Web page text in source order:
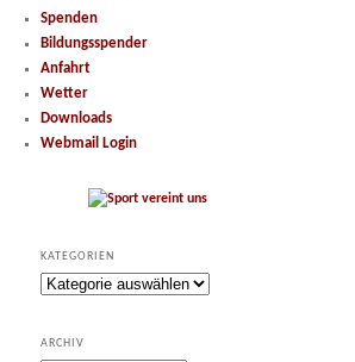
Spenden
Bildungsspender
Anfahrt
Wetter
Downloads
Webmail Login
KATEGORIEN
Kategorien
ARCHIV